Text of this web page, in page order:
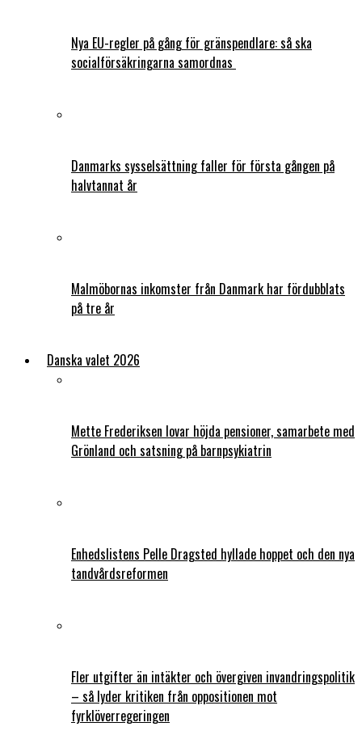
Nya EU-regler på gång för gränspendlare: så ska
socialförsäkringarna samordnas
Danmarks sysselsättning faller för första gången på
halvtannat år
Malmöbornas inkomster från Danmark har fördubblats
på tre år
Danska valet 2026
Mette Frederiksen lovar höjda pensioner, samarbete med
Grönland och satsning på barnpsykiatrin
Enhedslistens Pelle Dragsted hyllade hoppet och den nya
tandvårdsreformen
Fler utgifter än intäkter och övergiven invandringspolitik
– så lyder kritiken från oppositionen mot
fyrklöverregeringen